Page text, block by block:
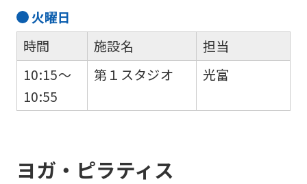
火曜日
時間
10:15～
10:55
施設名
第１スタジオ
担当
光富
ヨガ・ピラティス